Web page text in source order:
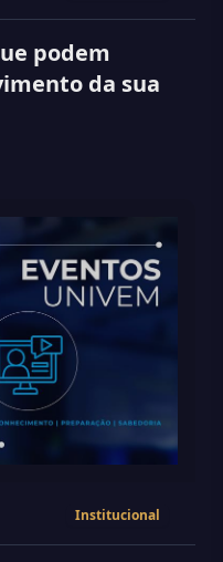
podem
da sua
Institucional